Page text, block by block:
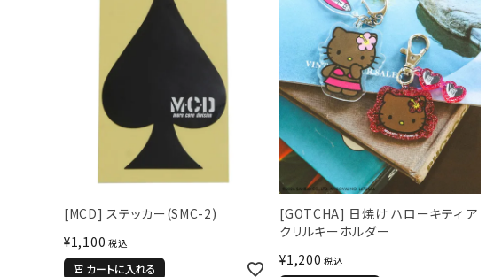
[MCD] ステッカー(SMC-2)
¥1,100 税込
カートに入れる
[GOTCHA] 日焼け ハローキティ ア
クリルキーホルダー
¥1,200 税込